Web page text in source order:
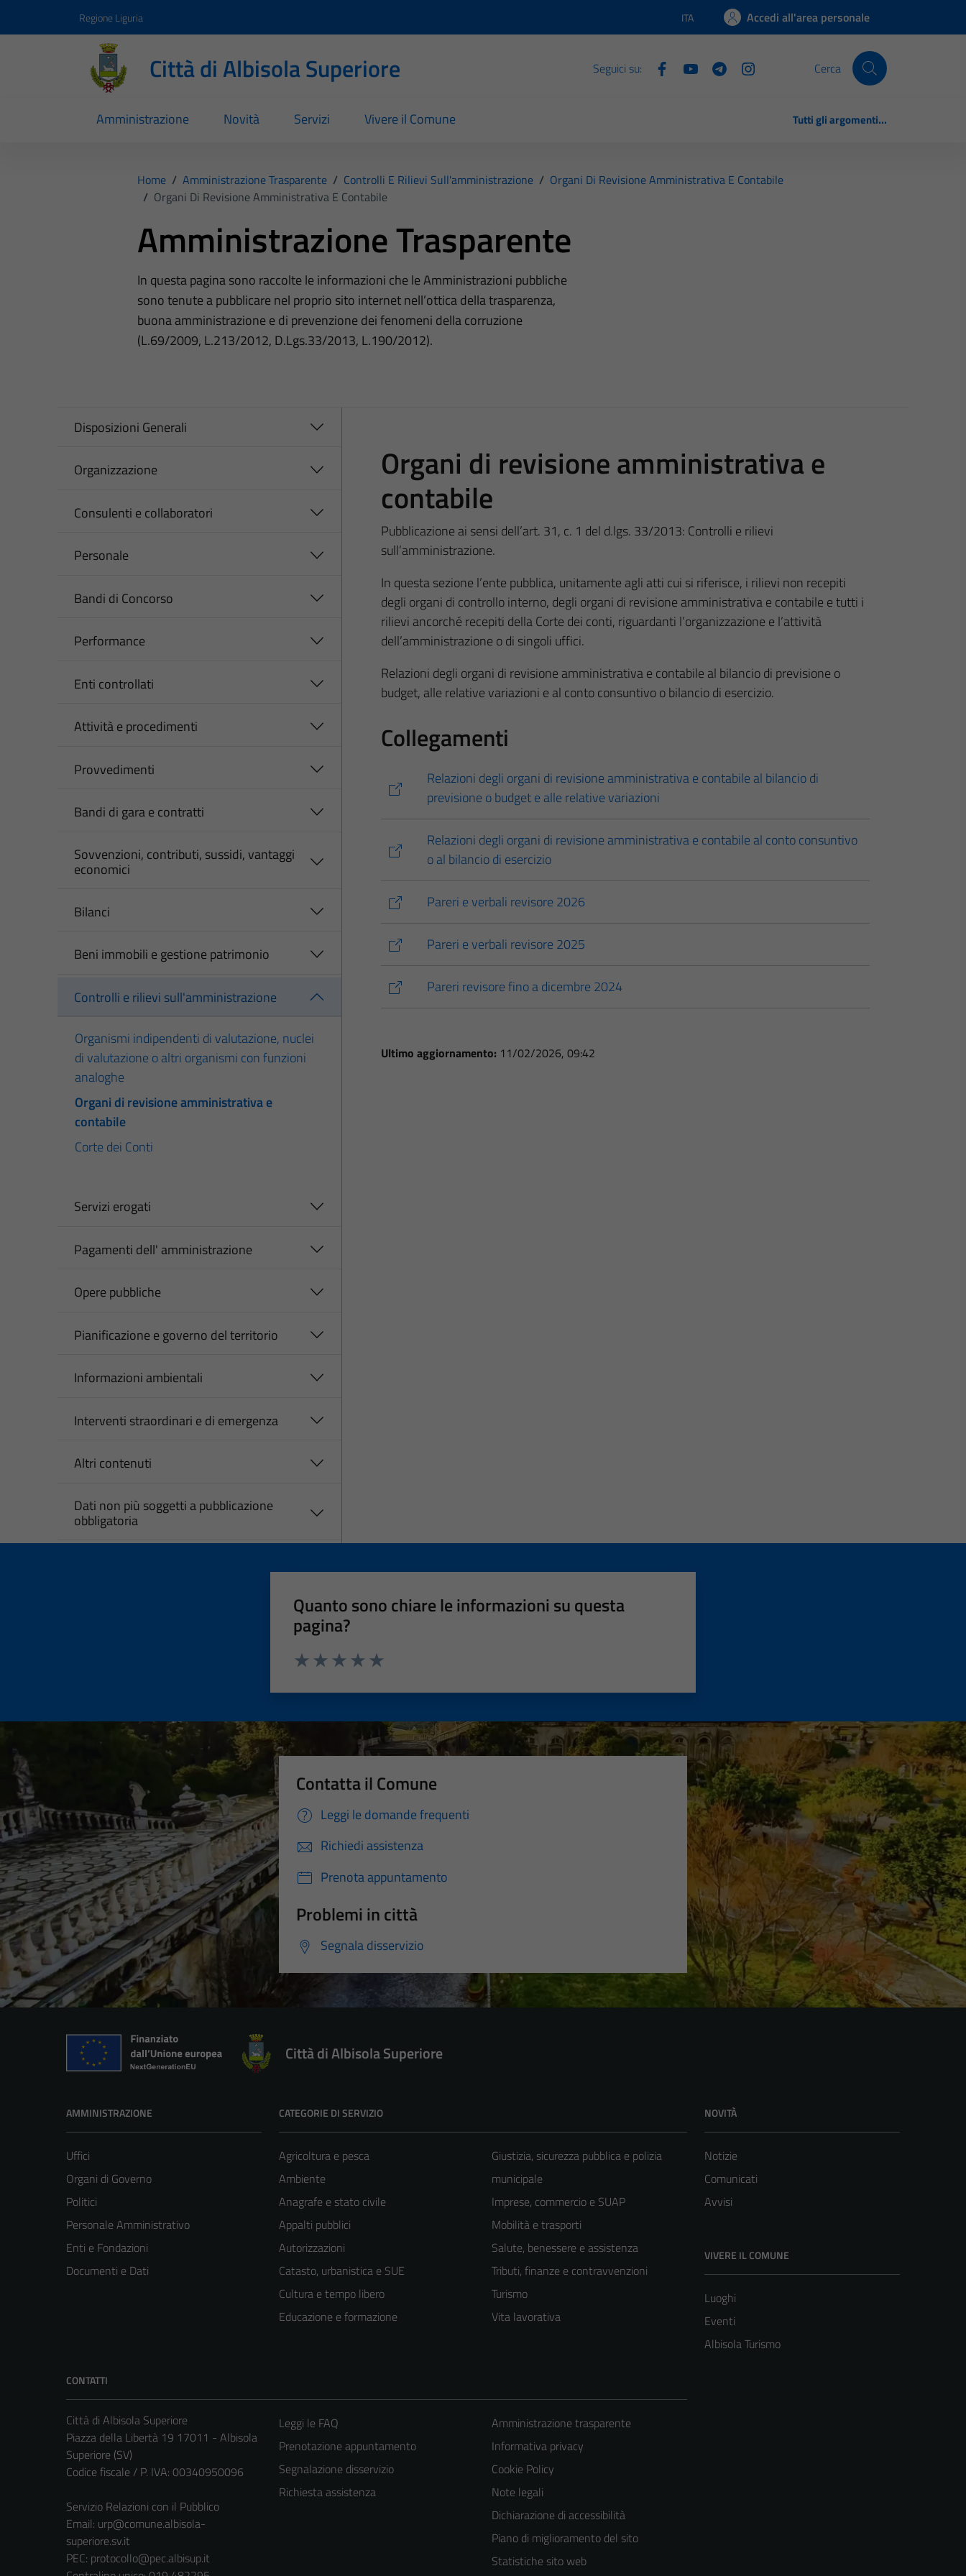
Regione Liguria Lingua attiva:
ITA Accedi all'area personale
Città di Albisola Superiore Seguici su: Cerca
Amministrazione Novità Servizi Vivere il Comune Tutti gli argomenti...
Home / Amministrazione Trasparente / Controlli E Rilievi Sull'amministrazione / Organi Di Revisione Amministrativa E Contabile
/ Organi Di Revisione Amministrativa E Contabile
Amministrazione Trasparente
In questa pagina sono raccolte le informazioni che le Amministrazioni pubbliche
sono tenute a pubblicare nel proprio sito internet nell’ottica della trasparenza,
buona amministrazione e di prevenzione dei fenomeni della corruzione
(L.69/2009, L.213/2012, D.Lgs.33/2013, L.190/2012).
Disposizioni Generali
Organizzazione
Consulenti e collaboratori
Personale
Bandi di Concorso
Performance
Enti controllati
Attività e procedimenti
Provvedimenti
Bandi di gara e contratti
Sovvenzioni, contributi, sussidi, vantaggi
economici
Bilanci
Beni immobili e gestione patrimonio
Controlli e rilievi sull'amministrazione
Organismi indipendenti di valutazione, nuclei
di valutazione o altri organismi con funzioni
analoghe
Organi di revisione amministrativa e
contabile
Corte dei Conti
Servizi erogati
Pagamenti dell' amministrazione
Opere pubbliche
Pianificazione e governo del territorio
Informazioni ambientali
Interventi straordinari e di emergenza
Altri contenuti
Dati non più soggetti a pubblicazione
obbligatoria
Organi di revisione amministrativa e
contabile
Pubblicazione ai sensi dell’art. 31, c. 1 del d.lgs. 33/2013: Controlli e rilievi
sull’amministrazione.
In questa sezione l’ente pubblica, unitamente agli atti cui si riferisce, i rilievi non recepiti
degli organi di controllo interno, degli organi di revisione amministrativa e contabile e tutti i
rilievi ancorché recepiti della Corte dei conti, riguardanti l’organizzazione e l’attività
dell’amministrazione o di singoli uffici.
Relazioni degli organi di revisione amministrativa e contabile al bilancio di previsione o
budget, alle relative variazioni e al conto consuntivo o bilancio di esercizio.
Collegamenti
Relazioni degli organi di revisione amministrativa e contabile al bilancio di
previsione o budget e alle relative variazioni
Relazioni degli organi di revisione amministrativa e contabile al conto consuntivo
o al bilancio di esercizio
Pareri e verbali revisore 2026
Pareri e verbali revisore 2025
Pareri revisore fino a dicembre 2024
Ultimo aggiornamento: 11/02/2026, 09:42
Quanto sono chiare le informazioni su questa
pagina?
Contatta il Comune
Leggi le domande frequenti
Richiedi assistenza
Prenota appuntamento
Problemi in città
Segnala disservizio
Città di Albisola Superiore
AMMINISTRAZIONE
Uffici
Organi di Governo
Politici
Personale Amministrativo
Enti e Fondazioni
Documenti e Dati
CATEGORIE DI SERVIZIO
Agricoltura e pesca
Ambiente
Anagrafe e stato civile
Appalti pubblici
Autorizzazioni
Catasto, urbanistica e SUE
Cultura e tempo libero
Educazione e formazione
Giustizia, sicurezza pubblica e polizia
municipale
Imprese, commercio e SUAP
Mobilità e trasporti
Salute, benessere e assistenza
Tributi, finanze e contravvenzioni
Turismo
Vita lavorativa
NOVITÀ
Notizie
Comunicati
Avvisi
VIVERE IL COMUNE
Luoghi
Eventi
Albisola Turismo
CONTATTI
Città di Albisola Superiore
Piazza della Libertà 19 17011 - Albisola
Superiore (SV)
Codice fiscale / P. IVA: 00340950096
Servizio Relazioni con il Pubblico
Email: urp@comune.albisola-
superiore.sv.it
PEC: protocollo@pec.albisup.it
Leggi le FAQ
Prenotazione appuntamento
Segnalazione disservizio
Richiesta assistenza
Amministrazione trasparente
Informativa privacy
Cookie Policy
Note legali
Dichiarazione di accessibilità
Piano di miglioramento del sito
Statistiche sito web
Tecnici
Questi cookie
sono necessari
funzionamento